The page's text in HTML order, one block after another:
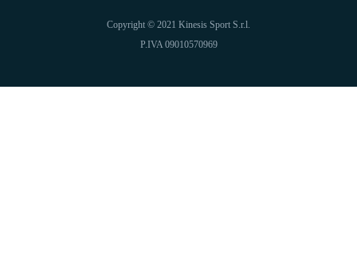
Copyright © 2021 Kinesis Sport S.r.l.
P.IVA 09010570969